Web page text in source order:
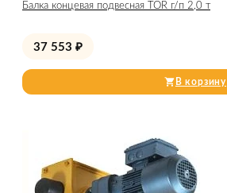
Балка концевая подвесная TOR г/п 2,0 т
37 553 ₽
В корзину